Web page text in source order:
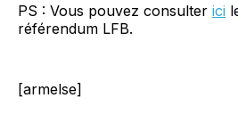
PS : Vous pouvez consulter ici
référendum LFB.
[armelse]